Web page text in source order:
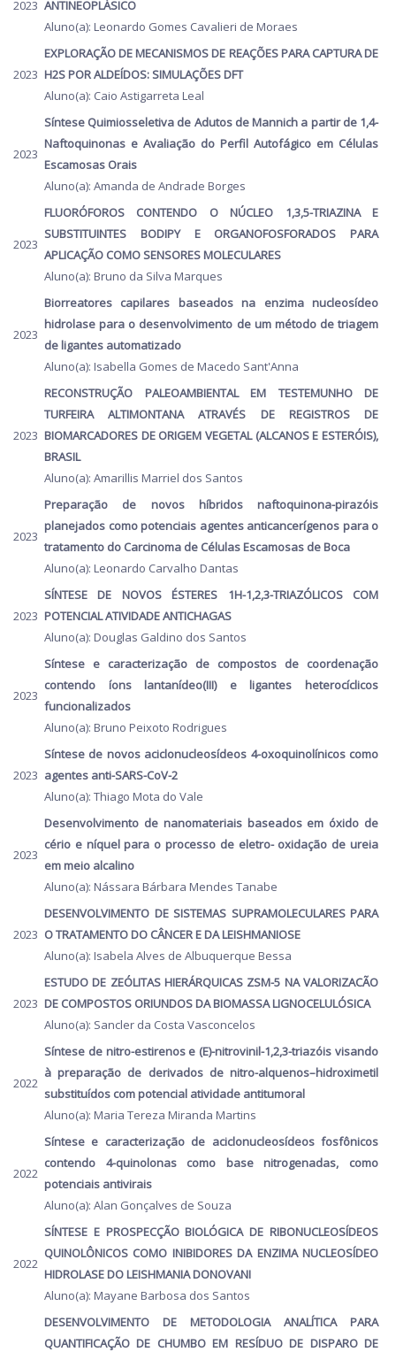
2023 ANTINEOPLÁSICO
Aluno(a): Leonardo Gomes Cavalieri de Moraes
2023
EXPLORAÇÃO DE MECANISMOS DE REAÇÕES PARA CAPTURA DE
H2S POR ALDEÍDOS: SIMULAÇÕES DFT
Aluno(a): Caio Astigarreta Leal
2023
Síntese Quimiosseletiva de Adutos de Mannich a partir de 1,4-
Naftoquinonas e Avaliação do Perfil Autofágico em Células
Escamosas Orais
Aluno(a): Amanda de Andrade Borges
2023
FLUORÓFOROS CONTENDO O NÚCLEO 1,3,5-TRIAZINA E
SUBSTITUINTES BODIPY E ORGANOFOSFORADOS PARA
APLICAÇÃO COMO SENSORES MOLECULARES
Aluno(a): Bruno da Silva Marques
2023
Biorreatores capilares baseados na enzima nucleosídeo
hidrolase para o desenvolvimento de um método de triagem
de ligantes automatizado
Aluno(a): Isabella Gomes de Macedo Sant'Anna
2023
RECONSTRUÇÃO PALEOAMBIENTAL EM TESTEMUNHO DE
TURFEIRA ALTIMONTANA ATRAVÉS DE REGISTROS DE
BIOMARCADORES DE ORIGEM VEGETAL (ALCANOS E ESTERÓIS),
BRASIL
Aluno(a): Amarillis Marriel dos Santos
2023
Preparação de novos híbridos naftoquinona-pirazóis
planejados como potenciais agentes anticancerígenos para o
tratamento do Carcinoma de Células Escamosas de Boca
Aluno(a): Leonardo Carvalho Dantas
2023
SÍNTESE DE NOVOS ÉSTERES 1H-1,2,3-TRIAZÓLICOS COM
POTENCIAL ATIVIDADE ANTICHAGAS
Aluno(a): Douglas Galdino dos Santos
2023
Síntese e caracterização de compostos de coordenação
contendo íons lantanídeo(III) e ligantes heterocíclicos
funcionalizados
Aluno(a): Bruno Peixoto Rodrigues
2023
Síntese de novos aciclonucleosídeos 4-oxoquinolínicos como
agentes anti-SARS-CoV-2
Aluno(a): Thiago Mota do Vale
2023
Desenvolvimento de nanomateriais baseados em óxido de
cério e níquel para o processo de eletro- oxidação de ureia
em meio alcalino
Aluno(a): Nássara Bárbara Mendes Tanabe
2023
DESENVOLVIMENTO DE SISTEMAS SUPRAMOLECULARES PARA
O TRATAMENTO DO CÂNCER E DA LEISHMANIOSE
Aluno(a): Isabela Alves de Albuquerque Bessa
2023
ESTUDO DE ZEÓLITAS HIERÁRQUICAS ZSM-5 NA VALORIZACÃO
DE COMPOSTOS ORIUNDOS DA BIOMASSA LIGNOCELULÓSICA
Aluno(a): Sancler da Costa Vasconcelos
2022
Síntese de nitro-estirenos e (E)-nitrovinil-1,2,3-triazóis visando
à preparação de derivados de nitro-alquenos–hidroximetil
substituídos com potencial atividade antitumoral
Aluno(a): Maria Tereza Miranda Martins
2022
Síntese e caracterização de aciclonucleosídeos fosfônicos
contendo 4-quinolonas como base nitrogenadas, como
potenciais antivirais
Aluno(a): Alan Gonçalves de Souza
2022
SÍNTESE E PROSPECÇÃO BIOLÓGICA DE RIBONUCLEOSÍDEOS
QUINOLÔNICOS COMO INIBIDORES DA ENZIMA NUCLEOSÍDEO
HIDROLASE DO LEISHMANIA DONOVANI
Aluno(a): Mayane Barbosa dos Santos
DESENVOLVIMENTO DE METODOLOGIA ANALÍTICA PARA
QUANTIFICAÇÃO DE CHUMBO EM RESÍDUO DE DISPARO DE